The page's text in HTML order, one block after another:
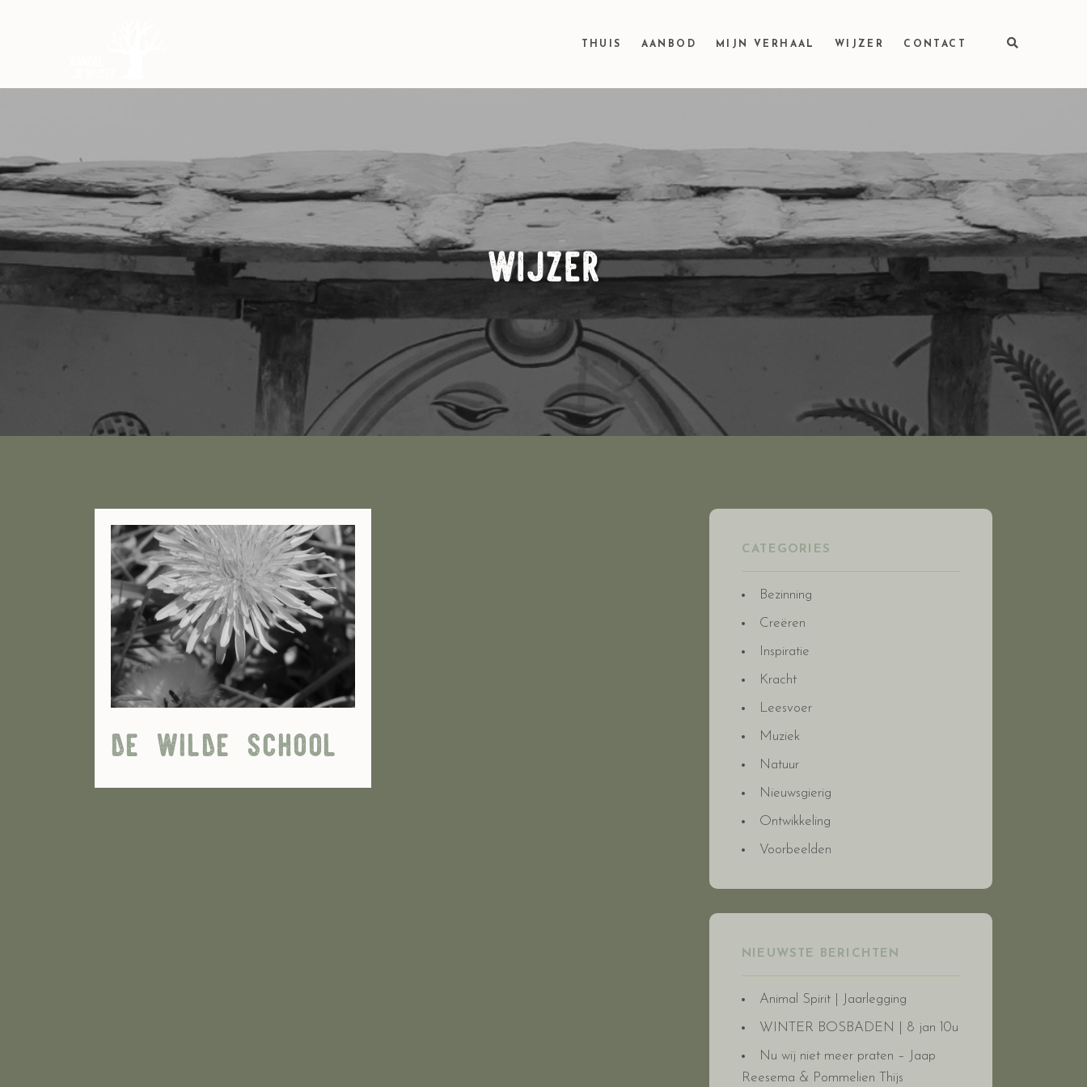
THUIS AANBOD MIJN VERHAAL WIJZER CONTACT
wijzer
de wilde school
CATEGORIES
Bezinning
Creëren
Inspiratie
Kracht
Leesvoer
Muziek
Natuur
Nieuwsgierig
Ontwikkeling
Voorbeelden
NIEUWSTE BERICHTEN
Animal Spirit | Jaarlegging
WINTER BOSBADEN | 8 jan 10u
Nu wij niet meer praten – Jaap
Reesema & Pommelien Thijs